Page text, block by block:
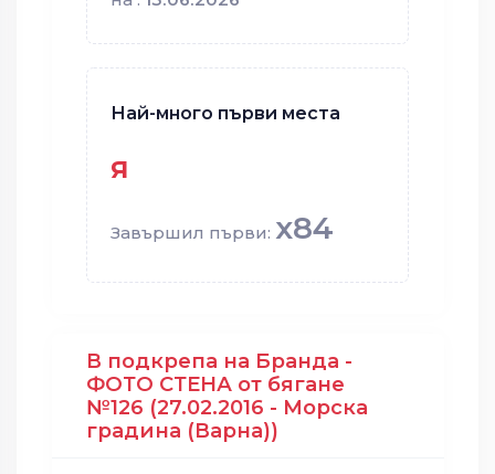
Най-много първи места
я
Завършил първи: x84
В подкрепа на Бранда -
ФОТО СТЕНА от бягане
№126 (27.02.2016 - Морска
градина (Варна))